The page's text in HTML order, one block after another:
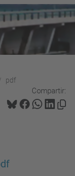
pdf
Compartir: